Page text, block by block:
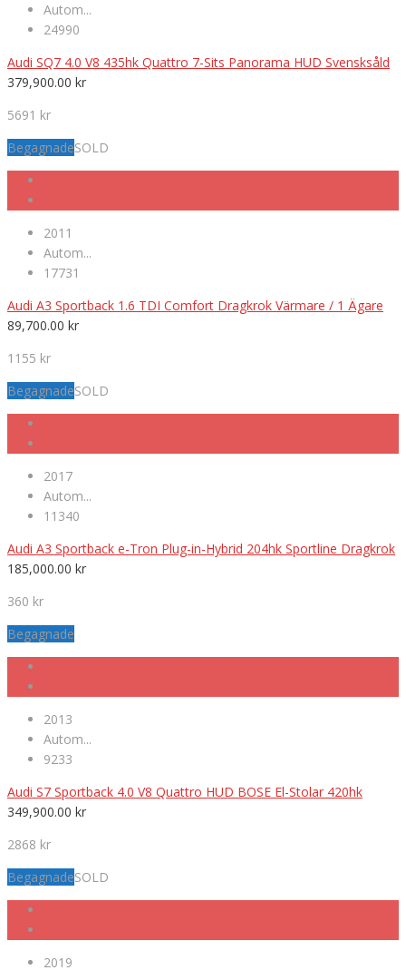
Autom...
24990
Audi SQ7 4.0 V8 435hk Quattro 7-Sits Panorama HUD Svensksåld
379,900.00 kr
5691 kr
BegagnadeSOLD
2011
Autom...
17731
Audi A3 Sportback 1.6 TDI Comfort Dragkrok Värmare / 1 Ägare
89,700.00 kr
1155 kr
BegagnadeSOLD
2017
Autom...
11340
Audi A3 Sportback e-Tron Plug-in-Hybrid 204hk Sportline Dragkrok
185,000.00 kr
360 kr
Begagnade
2013
Autom...
9233
Audi S7 Sportback 4.0 V8 Quattro HUD BOSE El-Stolar 420hk
349,900.00 kr
2868 kr
BegagnadeSOLD
2019